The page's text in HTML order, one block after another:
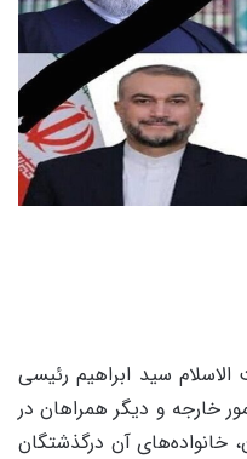
سید ابراهیم رئیسی
خارجه و دیگر همراهان در
خانواده‌های آن درگذشتگان